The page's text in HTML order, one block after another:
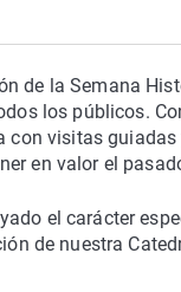
de la Semana
los públicos.
visitas
en valor el
el carácter
de nuestra